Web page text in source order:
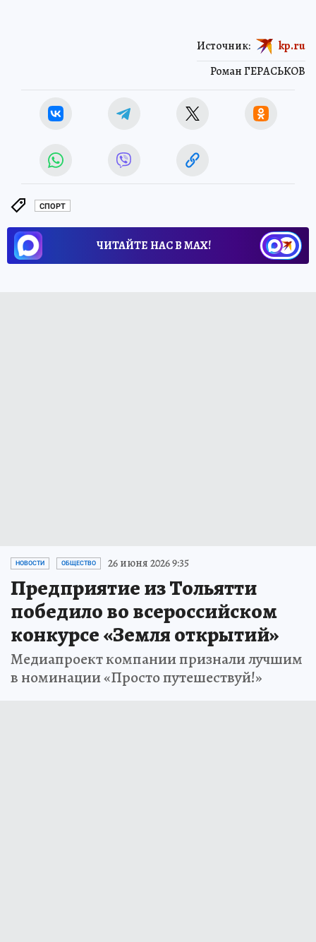
Роман ГЕРАСЬКОВ
Источник: kp.ru
СПОРТ
ЧИТАЙТЕ НАС В МАХ!
НОВОСТИ ОБЩЕСТВО 26 июня 2026 9:35
Предприятие из Тольятти
победило во всероссийском
конкурсе «Земля открытий»
Медиапроект компании признали лучшим
в номинации «Просто путешествуй!»